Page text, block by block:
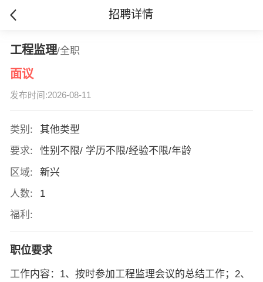
招聘详情
工程监理/全职
面议
发布时间:2026-08-11
类别:
其他类型
要求:
性别不限/ 学历不限/经验不限/年龄
区域:
新兴
人数:
1
福利:
职位要求
工作内容：1、按时参加工程监理会议的总结工作；2、